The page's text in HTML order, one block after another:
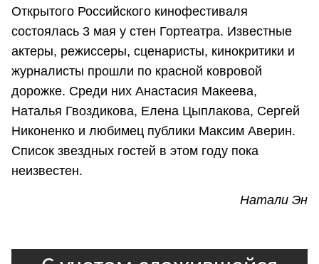
Открытого Российского кинофестиваля
состоялась 3 мая у стен Гортеатра. Известные
актеры, режиссеры, сценаристы, кинокритики и
журналисты прошли по красной ковровой
дорожке. Среди них Анастасия Макеева,
Наталья Гвоздикова, Елена Цыплакова, Сергей
Никоненко и любимец публики Максим Аверин.
Список звездных гостей в этом году пока
неизвестен.
Натали Эн